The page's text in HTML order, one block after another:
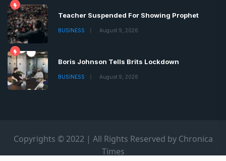
Teacher Suspended For Showing Prophet
BUSINESS August 9, 2026
Boris Johnson Tells Brits Lockdown
BUSINESS August 9, 2026
Copyrights © 2022 | All Rights Reserved by Chronica
Times